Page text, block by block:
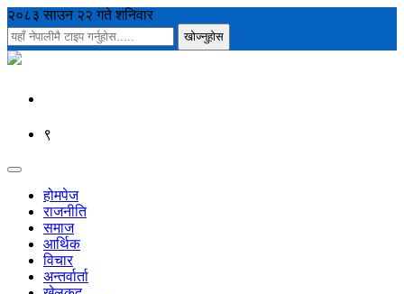
२०८३ साउन २२ गते शनिवार
९
होमपेज
राजनीति
समाज
आर्थिक
विचार
अन्तर्वार्ता